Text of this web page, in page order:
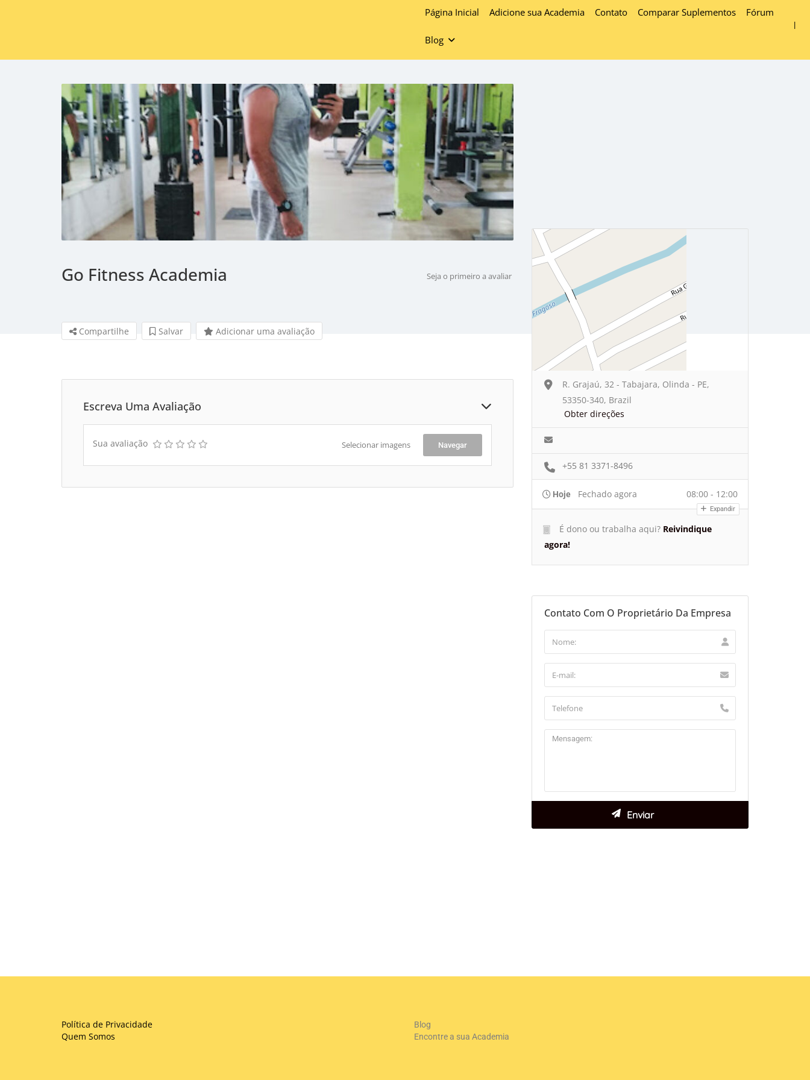
Página Inicial Adicione sua Academia Contato Comparar Suplementos Fórum
Blog
Go Fitness Academia Seja o primeiro a avaliar
Compartilhe Salvar Adicionar uma avaliação
Escreva Uma Avaliação
Sua avaliação Selecionar imagens Navegar
R. Grajaú, 32 - Tabajara, Olinda - PE,
53350-340, Brazil
Obter direções
+55 81 3371-8496
Hoje Fechado agora 08:00 - 12:00
Expandir
É dono ou trabalha aqui? Reivindique
agora!
Contato Com O Proprietário Da Empresa
Política de Privacidade
Quem Somos
Blog
Encontre a sua Academia